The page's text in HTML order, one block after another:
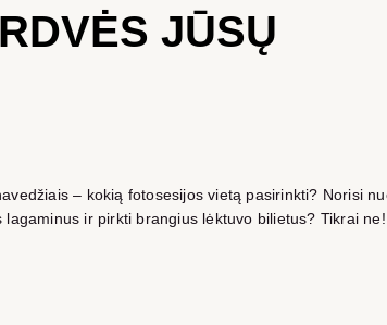
JŪSŲ
– kokią fotosesijos vietą pasirinkti? Norisi
ir pirkti brangius lėktuvo bilietus? Tikrai